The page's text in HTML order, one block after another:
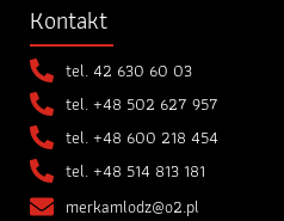
Kontakt
tel.42 630 60 03
tel. +48 502 627 957
tel. +48 600 218 454
tel. +48 514 813 181
merkamlodz@o2.pl